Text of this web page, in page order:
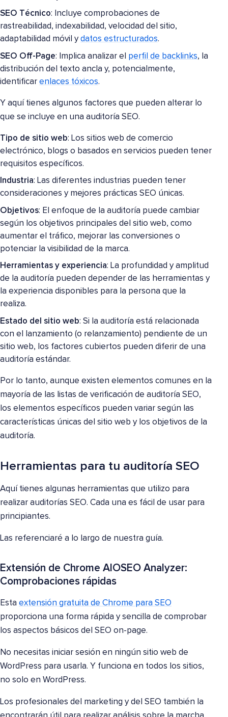
SEO Técnico: Incluye comprobaciones de
rastreabilidad, indexabilidad, velocidad del sitio,
adaptabilidad móvil y datos estructurados.
SEO Off-Page: Implica analizar el perfil de backlinks, la
distribución del texto ancla y, potencialmente,
identificar enlaces tóxicos.
Y aquí tienes algunos factores que pueden alterar lo
que se incluye en una auditoría SEO.
Tipo de sitio web: Los sitios web de comercio
electrónico, blogs o basados en servicios pueden tener
requisitos específicos.
Industria: Las diferentes industrias pueden tener
consideraciones y mejores prácticas SEO únicas.
Objetivos: El enfoque de la auditoría puede cambiar
según los objetivos principales del sitio web, como
aumentar el tráfico, mejorar las conversiones o
potenciar la visibilidad de la marca.
Herramientas y experiencia: La profundidad y amplitud
de la auditoría pueden depender de las herramientas y
la experiencia disponibles para la persona que la
realiza.
Estado del sitio web: Si la auditoría está relacionada
con el lanzamiento (o relanzamiento) pendiente de un
sitio web, los factores cubiertos pueden diferir de una
auditoría estándar.
Por lo tanto, aunque existen elementos comunes en la
mayoría de las listas de verificación de auditoría SEO,
los elementos específicos pueden variar según las
características únicas del sitio web y los objetivos de la
auditoría.
Herramientas para tu auditoría SEO
Aquí tienes algunas herramientas que utilizo para
realizar auditorías SEO. Cada una es fácil de usar para
principiantes.
Las referenciaré a lo largo de nuestra guía.
Extensión de Chrome AIOSEO Analyzer:
Comprobaciones rápidas
Esta extensión gratuita de Chrome para SEO
proporciona una forma rápida y sencilla de comprobar
los aspectos básicos del SEO on-page.
No necesitas iniciar sesión en ningún sitio web de
WordPress para usarla. Y funciona en todos los sitios,
no solo en WordPress.
Los profesionales del marketing y del SEO también la